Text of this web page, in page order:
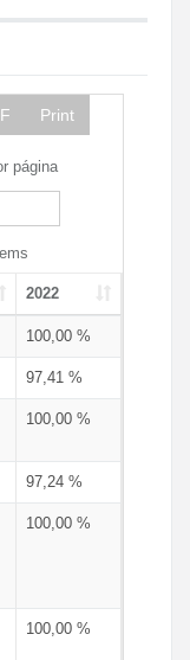
Print
página
2022
100,00 %
97,41 %
100,00 %
97,24 %
100,00 %
100,00 %